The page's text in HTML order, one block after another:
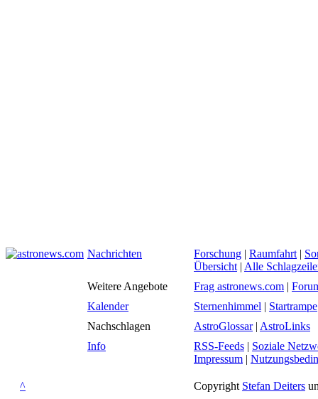
Nachrichten Forschung | Raumfahrt |
Übersicht | Alle
Weitere Angebote
Frag astronews.com |
Kalender
Sternenhimmel | Startrampe
Nachschlagen
AstroGlossar| AstroLinks
Info
RSS-Feeds | Soziale
Impressum |
^ Copyright Stefan Deiters